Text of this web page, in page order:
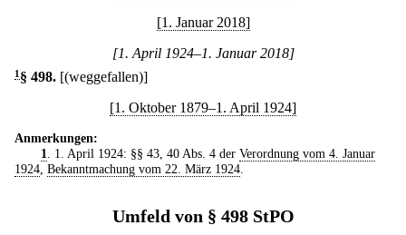
[1. Januar 2018]
[1. April 1924–1. Januar 2018]
1 § 498. [(weggefallen)]
[1. Oktober 1879–1. April 1924]
Anmerkungen:
1
. 1. April 1924: §§ 43, 40 Abs. 4 der Verordnung vom 4. Januar
1924 Bekanntmachung vom 22. März 1924
Umfeld von § 498 StPO